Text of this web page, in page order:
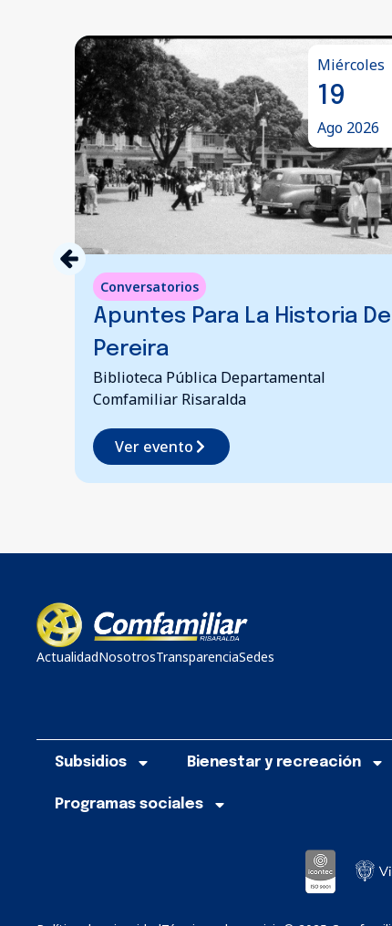
Miércoles
19
Ago 2026
Conversatorios
Apuntes Para La Historia De
Pereira
Biblioteca Pública Departamental
Comfamiliar Risaralda
Ver evento
ActualidadNosotrosTransparenciaSedes
Subsidios Bienestar y recreación
Programas sociales